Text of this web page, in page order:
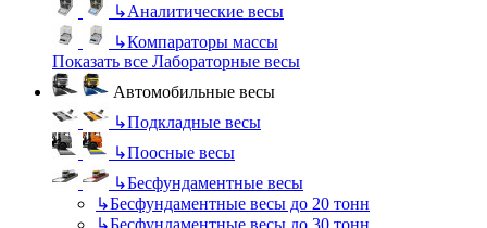
↳Аналитические весы
↳Компараторы массы
Показать все Лабораторные весы
Автомобильные весы
↳Подкладные весы
↳Поосные весы
↳Бесфундаментные весы
↳Бесфундаментные весы до 20 тонн
↳Бесфундаментные весы до 30 тонн